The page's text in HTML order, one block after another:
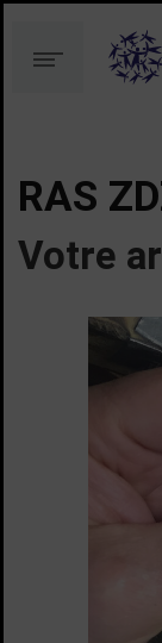
au
contenu
à
Menu
RAS
Votre